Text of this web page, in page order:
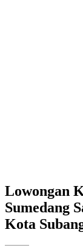
Lowongan
Sumedang
Kota